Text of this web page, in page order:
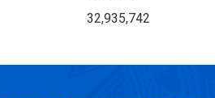
32,935,742